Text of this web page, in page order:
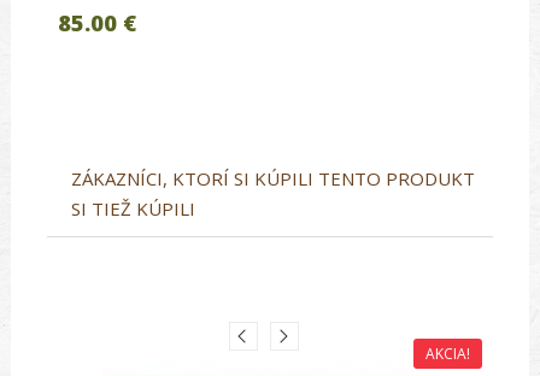
85.00 €
ZÁKAZNÍCI, KTORÍ SI KÚPILI TENTO PRODUKT
SI TIEŽ KÚPILI
AKCIA!